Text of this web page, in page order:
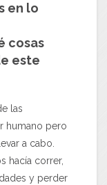
en lo
cosas
este
las
humano pero
a cabo.
hacía correr,
y perder